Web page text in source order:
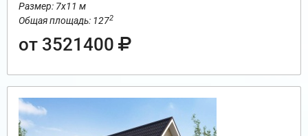
Размер: 7х11 м
Общая площадь: 1272
от 3521400